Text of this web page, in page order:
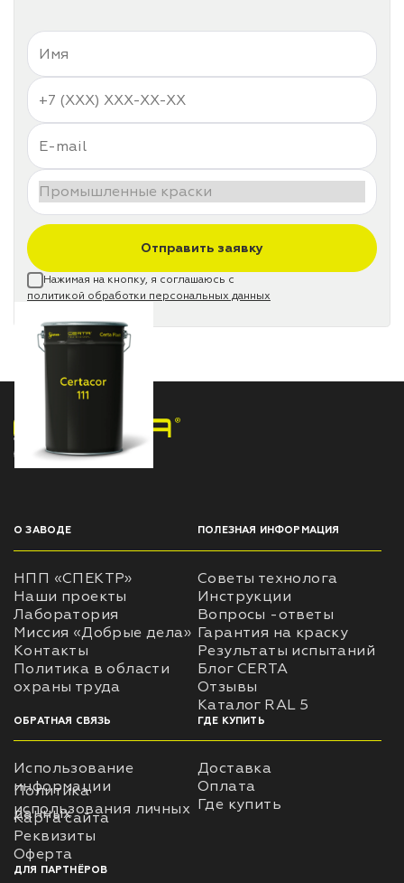
Отправить заявку
Нажимая на кнопку, я соглашаюсь с
политикой обработки персональных данных
НПП «СПЕКТР» ЗАВОД ЛАКОКРАСОЧНЫХ МАТЕРИАЛОВ
О ЗАВОДЕ
НПП «СПЕКТР»
Наши проекты
Лаборатория
Миссия «Добрые дела»
Контакты
Политика в области
ПОЛЕЗНАЯ ИНФОРМАЦИЯ
Советы технолога
Инструкции
Вопросы -ответы
Гарантия на краску
Результаты испытаний
Блог CERTA
Отзывы
Каталог RAL 5
ОБРАТНАЯ СВЯЗЬ
Использование
Политика
данных
Карта сайта
Реквизиты
Оферта
ГДЕ КУПИТЬ
Доставка
Оплата
Где купить
ДЛЯ ПАРТНЁРОВ